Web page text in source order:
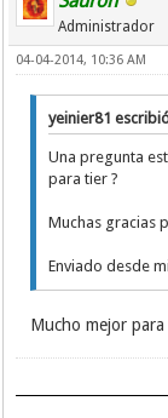
http://
http://
http://
http://
http://
http://
http://
http://
http://
http://
http://
http://
http://
Administrador
04-04-2014, 10:36 AM
yeinier81
Una pregunta
para tier ?
Muchas gracias
Enviado desde
Mucho mejor